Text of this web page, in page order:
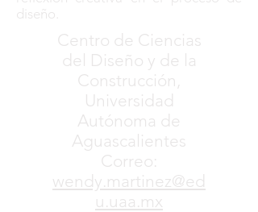
diseño.
Centro de Ciencias
del Diseño y de la
Construcción,
Universidad
Autónoma de
Aguascalientes
Correo:
wendy.martinez@ed
u.uaa.mx